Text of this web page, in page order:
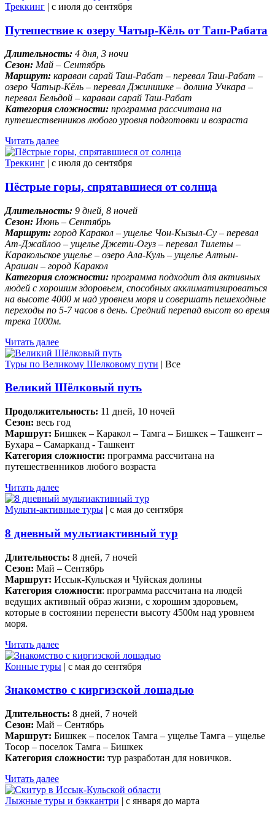
Треккинг | c июля до сентября
Путешествие к озеру Чатыр-Кёль от Таш-Рабата
Длительность: 4 дня, 3 ночи
Сезон: Май – Сентябрь
Маршрут: караван сарай Таш-Рабат – перевал Таш-Рабат –
озеро Чатыр-Кёль – перевал Джинишке – долина Учкара –
перевал Бельдой – караван сарай Таш-Рабат
Категория сложности: программа рассчитана на
путешественников любого уровня подготовки и возраста
Читать далее
Треккинг | c июля до сентября
Пёстрые горы, спрятавшиеся от солнца
Длительность: 9 дней, 8 ночей
Сезон: Июнь – Сентябрь
Маршрут: город Каракол – ущелье Чон-Кызыл-Су – перевал
Ат-Джайлоо – ущелье Джети-Огуз – перевал Тилеты –
Каракольское ущелье – озеро Ала-Куль – ущелье Алтын-
Арашан – город Каракол
Категория сложности: программа подходит для активных
людей с хорошим здоровьем, способных акклиматизироваться
на высоте 4000 м над уровнем моря и совершать пешеходные
переходы по 5-7 часов в день. Средний перепад высот во время
трека 1000м.
Читать далее
Туры по Великому Шелковому пути | Все
Великий Шёлковый путь
Продолжительность: 11 дней, 10 ночей
Сезон: весь год
Маршрут: Бишкек – Каракол – Тамга – Бишкек – Ташкент –
Бухара – Самарканд - Ташкент
Категория сложности: программа рассчитана на
путешественников любого возраста
Читать далее
Мульти-активные туры | c мая до сентября
8 дневный мультиактивный тур
Длительность: 8 дней, 7 ночей
Сезон: Май – Сентябрь
Маршрут: Иссык-Кульская и Чуйская долины
Категория сложности: программа рассчитана на людей
ведущих активный образ жизни, с хорошим здоровьем,
которые в состоянии перенести высоту 4500м над уровнем
моря.
Читать далее
Конные туры | c мая до сентября
Знакомство с киргизской лошадью
Длительность: 8 дней, 7 ночей
Сезон: Май – Сентябрь
Маршрут: Бишкек – поселок Тамга – ущелье Тамга – ущелье
Тосор – поселок Тамга – Бишкек
Категория сложности: тур разработан для новичков.
Читать далее
Лыжные туры и бэккантри | c января до марта